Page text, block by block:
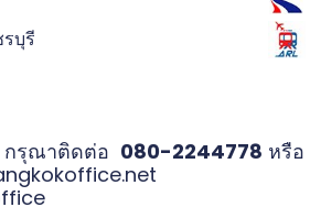
รบุรี
กรุณาติดต่อ 080-2244778 หรือ